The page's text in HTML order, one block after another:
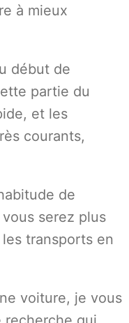
à mieux
début de
partie du
et les
courants,
de
serez plus
transports en
voiture, je vous